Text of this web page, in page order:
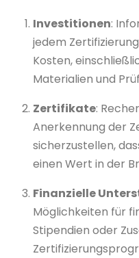
Investitionen:
jedem
Kosten,
Materialien und
Zertifikate:
Anerkennung der
sicherzustellen,
einen Wert in der
Finanzielle
Möglichkeiten für
Stipendien oder